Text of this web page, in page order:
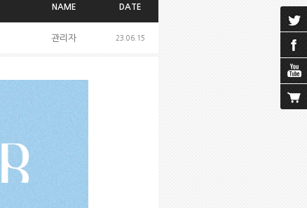
NAME DATE
관리자 23.06.15